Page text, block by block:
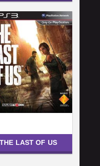
THE LAST OF US